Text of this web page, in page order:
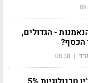
- הגדולים,
הכסף?
|
08:38